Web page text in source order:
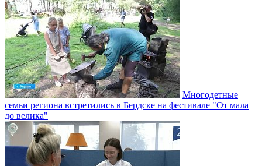
Многодетные
семьи региона встретились в Бердске на фестивале "От мала
до велика"